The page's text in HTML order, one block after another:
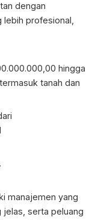
dengan
profesional,
hingga
tanah dan
manajemen yang
serta peluang